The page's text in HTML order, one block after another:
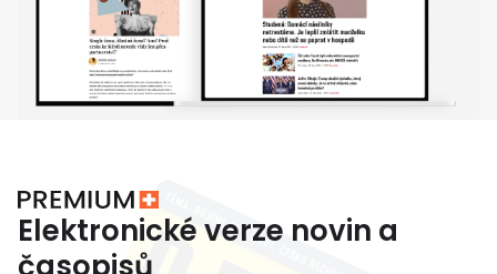
Elektronické verze novin a